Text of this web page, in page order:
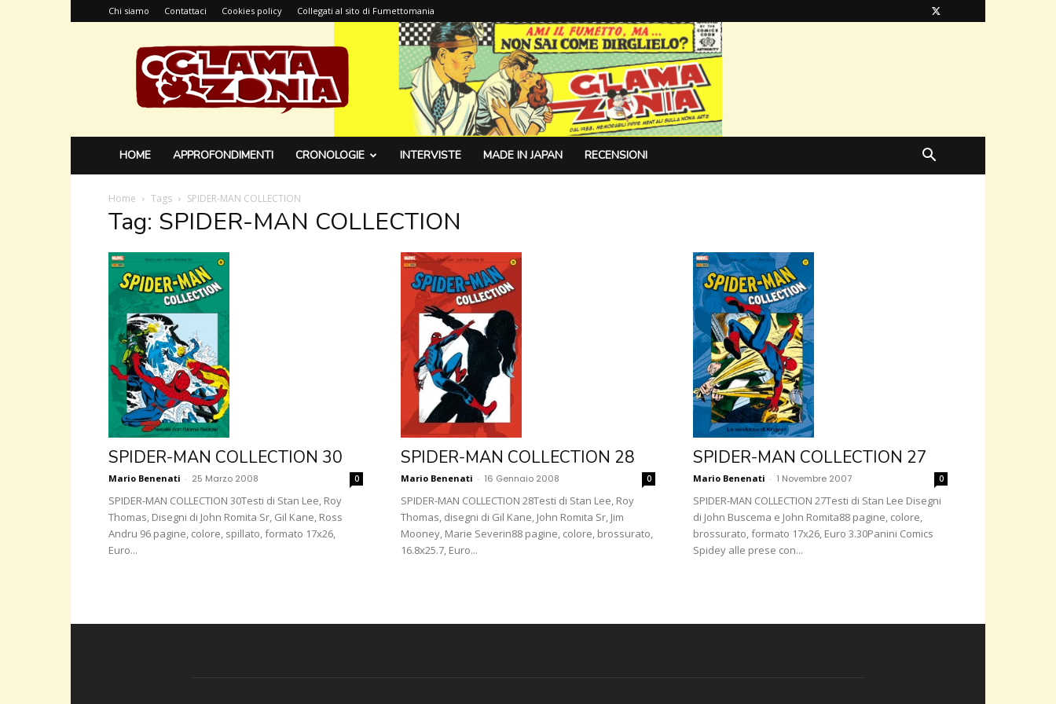
Chi siamo Contattaci Cookies policy Collegati al sito di Fumettomania
Glamazonia,
il
blog
HOME APPROFONDIMENTI CRONOLOGIE INTERVISTE MADE IN JAPAN RECENSIONI
Home Tags SPIDER-MAN COLLECTION
Tag: SPIDER-MAN COLLECTION
SPIDER-MAN COLLECTION 30
Mario Benenati - 25 Marzo 2008 0
SPIDER-MAN COLLECTION 30Testi di Stan Lee, Roy
Thomas, Disegni di John Romita Sr, Gil Kane, Ross
Andru 96 pagine, colore, spillato, formato 17x26,
Euro...
SPIDER-MAN COLLECTION 28
Mario Benenati - 16 Gennaio 2008 0
SPIDER-MAN COLLECTION 28Testi di Stan Lee, Roy
Thomas, disegni di Gil Kane, John Romita Sr, Jim
Mooney, Marie Severin88 pagine, colore, brossurato,
16.8x25.7, Euro...
SPIDER-MAN COLLECTION 27
Mario Benenati - 1 Novembre 2007 0
SPIDER-MAN COLLECTION 27Testi di Stan Lee Disegni
di John Buscema e John Romita88 pagine, colore,
brossurato, formato 17x26, Euro 3.30Panini Comics
Spidey alle prese con...